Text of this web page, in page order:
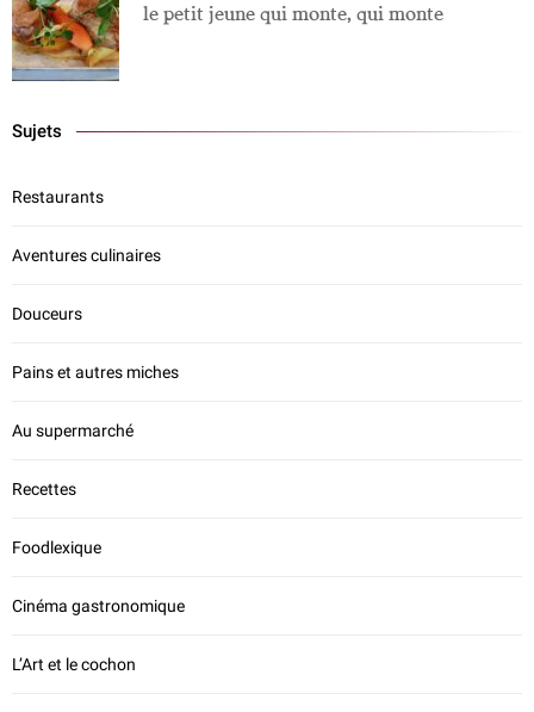
le petit jeune qui monte, qui monte
Sujets
Restaurants
Aventures culinaires
Douceurs
Pains et autres miches
Au supermarché
Recettes
Foodlexique
Cinéma gastronomique
L’Art et le cochon